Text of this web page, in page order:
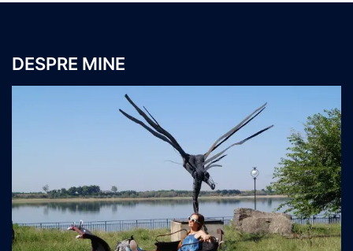
DESPRE MINE